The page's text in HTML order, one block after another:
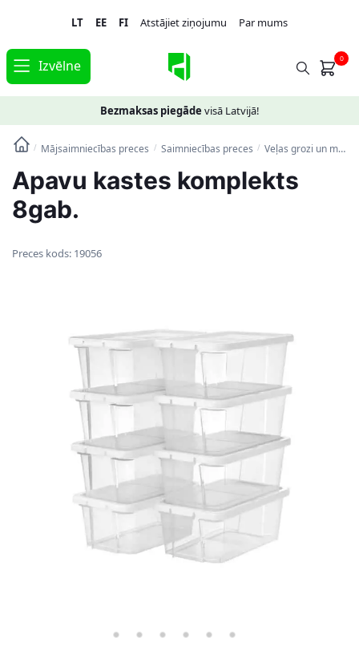
navigation
content
LT EE FI Atstājiet ziņojumu Par mums
Izvēlne 0
Bezmaksas piegāde visā Latvijā!
/ Mājsaimniecības preces / Saimniecības preces / Veļas grozi un mantu uzglabāšanas kastes
Apavu kastes komplekts
8gab.
Preces kods: 19056